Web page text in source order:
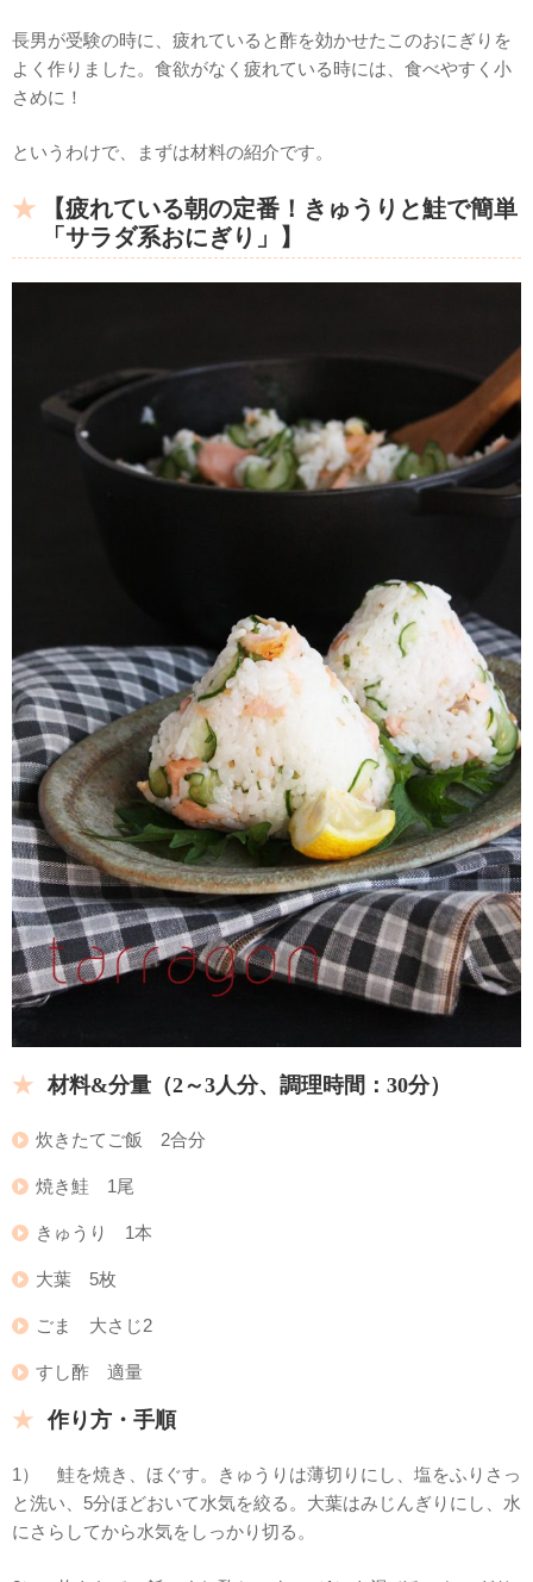
長男が受験の時に、疲れていると酢を効かせたこのおにぎりを
よく作りました。食欲がなく疲れている時には、食べやすく小
さめに！
というわけで、まずは材料の紹介です。
【疲れている朝の定番！きゅうりと鮭で簡単
「サラダ系おにぎり」】
材料&分量（2～3人分、 調理時間：30分）
炊きたてご飯 2合分
焼き鮭 1尾
きゅうり 1本
大葉 5枚
ごま 大さじ2
すし酢 適量
作り方・手順
1） 鮭を焼き、ほぐす。きゅうりは薄切りにし、塩をふりさっ
と洗い、5分ほどおいて水気を絞る。大葉はみじんぎりにし、水
にさらしてから水気をしっかり切る。